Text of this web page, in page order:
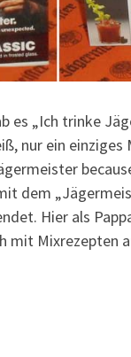
es „Ich trinke
nur ein einziges
dem
Hier als
mit Mixrezepten